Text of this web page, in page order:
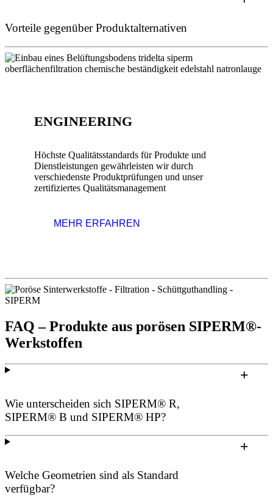
Vorteile gegenüber Produktalternativen
ENGINEERING
Höchste Qualitätsstandards für Produkte und
Dienstleistungen gewährleisten wir durch
verschiedenste Produktprüfungen und unser
zertifiziertes Qualitätsmanagement
MEHR ERFAHREN
FAQ – Produkte aus porösen SIPERM®-
Werkstoffen
Wie unterscheiden sich SIPERM® R,
SIPERM® B und SIPERM® HP?
Welche Geometrien sind als Standard
verfügbar?